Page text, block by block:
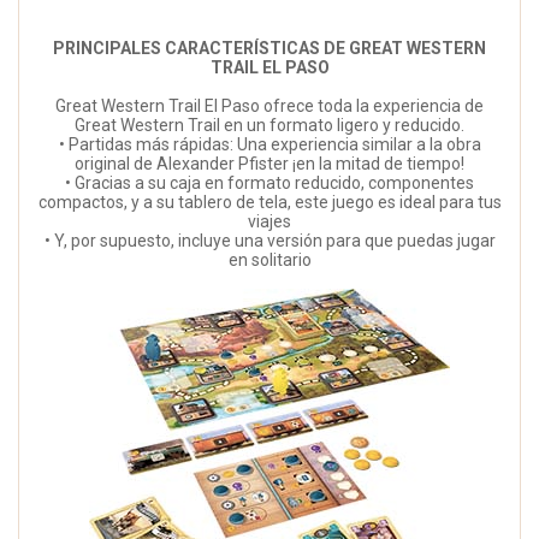
PRINCIPALES CARACTERÍSTICAS DE GREAT WESTERN
TRAIL EL PASO
Great Western Trail El Paso ofrece toda la experiencia de
Great Western Trail en un formato ligero y reducido.
• Partidas más rápidas: Una experiencia similar a la obra
original de Alexander Pfister ¡en la mitad de tiempo!
• Gracias a su caja en formato reducido, componentes
compactos, y a su tablero de tela, este juego es ideal para tus
viajes
• Y, por supuesto, incluye una versión para que puedas jugar
en solitario